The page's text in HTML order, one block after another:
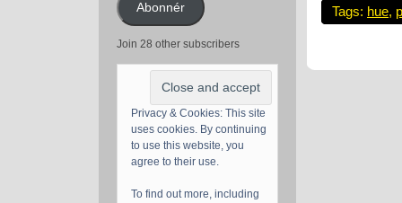
adresseAbonnér
Join 28 other subscribers
Privacy & Cookies: This site
uses cookies. By continuing
to use this website, you
agree to their use.
To find out more, including
Tags: hue,